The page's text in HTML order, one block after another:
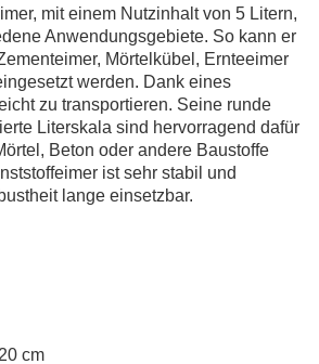
mit einem Nutzinhalt von 5 Litern,
Anwendungsgebiete. So kann er
Mörtelkübel, Ernteeimer
werden. Dank eines
zu transportieren. Seine runde
Literskala sind hervorragend dafür
Beton oder andere Baustoffe
ist sehr stabil und
lange einsetzbar.
cm